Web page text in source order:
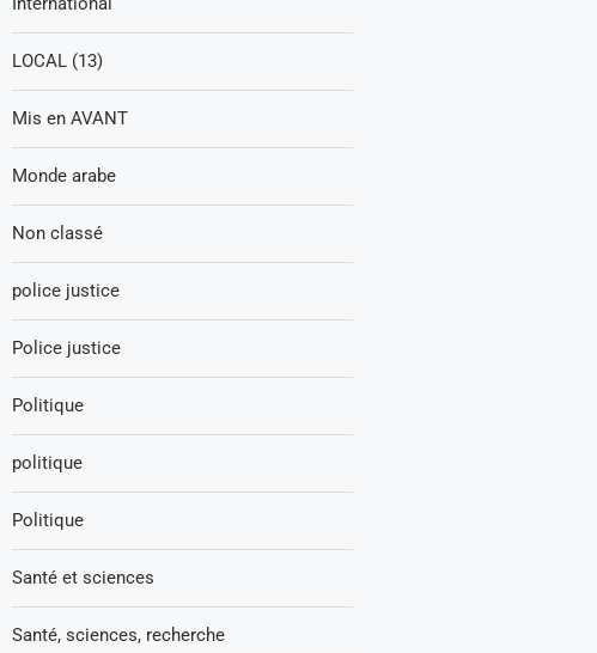
LOCAL (13)
Mis en AVANT
Monde arabe
Non classé
police justice
Police justice
Politique
politique
Politique
Santé et sciences
Santé, sciences, recherche